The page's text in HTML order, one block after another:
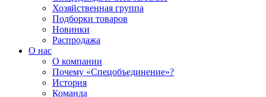
Хозяйственная группа
Подборки товаров
Новинки
Распродажа
О нас
О компании
Почему «Спецобъединение»?
История
Команда